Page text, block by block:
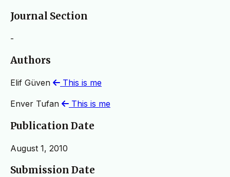
Journal Section
-
Authors
Elif Güven This is me
Enver Tufan This is me
Publication Date
August 1, 2010
Submission Date